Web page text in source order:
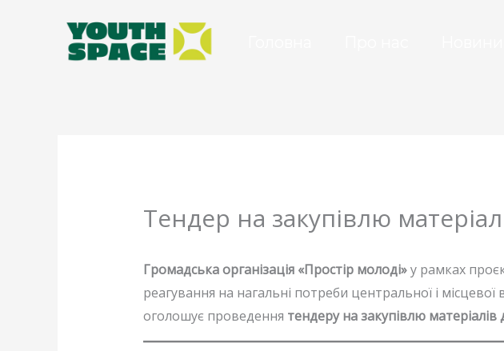
Тендер на закупівлю
Громадська організація «Простір молоді»у рамках
реагування на нагальні потреби центральної і
оголошує проведення тендеру на закупівлю